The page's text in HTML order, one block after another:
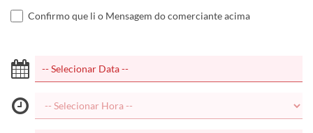
Confirmo que li o Mensagem do comerciante acima